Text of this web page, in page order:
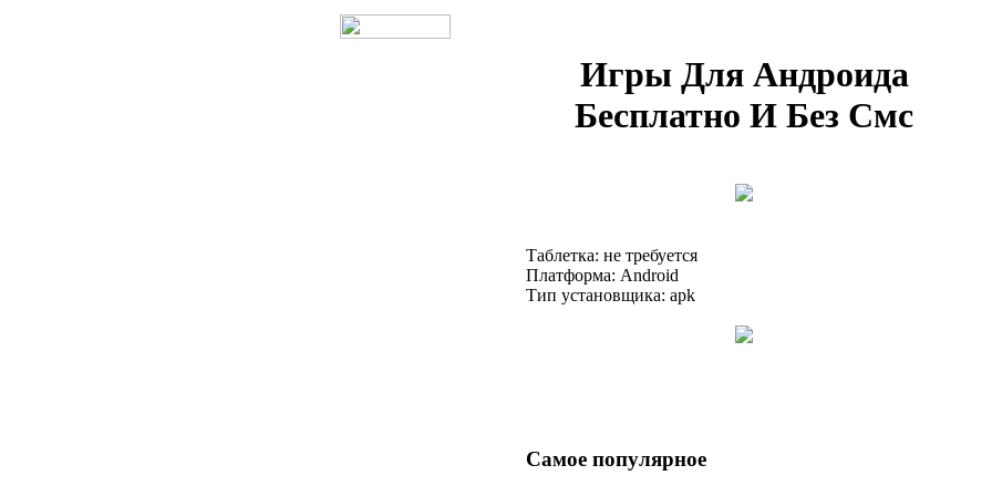
Игры Для Андроида
Бесплатно И Без Смс
Таблетка: не требуется
Платформа: Android
Тип установщика: apk
Самое популярное